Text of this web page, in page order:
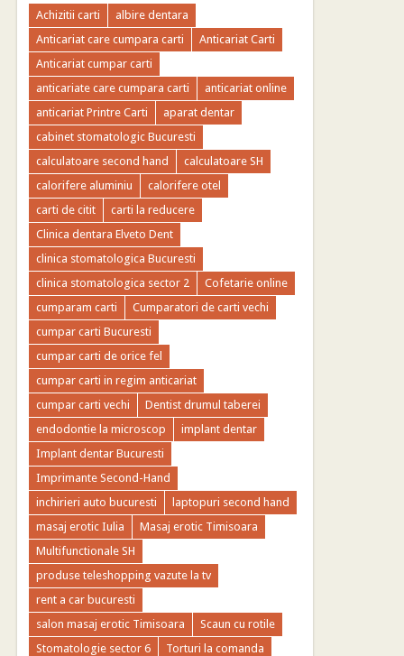
Achizitii carti
albire dentara
Anticariat care cumpara carti
Anticariat Carti
Anticariat cumpar carti
anticariate care cumpara carti
anticariat online
anticariat Printre Carti
aparat dentar
cabinet stomatologic Bucuresti
calculatoare second hand
calculatoare SH
calorifere aluminiu
calorifere otel
carti de citit
carti la reducere
Clinica dentara Elveto Dent
clinica stomatologica Bucuresti
clinica stomatologica sector 2
Cofetarie online
cumparam carti
Cumparatori de carti vechi
cumpar carti Bucuresti
cumpar carti de orice fel
cumpar carti in regim anticariat
cumpar carti vechi
Dentist drumul taberei
endodontie la microscop
implant dentar
Implant dentar Bucuresti
Imprimante Second-Hand
inchirieri auto bucuresti
laptopuri second hand
masaj erotic Iulia
Masaj erotic Timisoara
Multifunctionale SH
produse teleshopping vazute la tv
rent a car bucuresti
salon masaj erotic Timisoara
Scaun cu rotile
Stomatologie sector 6
Torturi la comanda